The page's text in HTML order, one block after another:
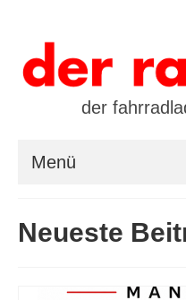
der
Menü
öffnungszeiten / kontakt
Neueste